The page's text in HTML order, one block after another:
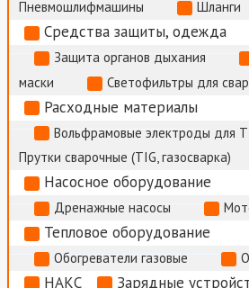
Пневмошлифмашины
Шланги
Средства защиты, одежда
Защита органов дыхания
маски
Светофильтры для
Расходные материалы
Вольфрамовые электроды для
Прутки сварочные (TIG, газосварка)
Насосное оборудование
Дренажные насосы
Тепловое оборудование
Обогреватели газовые
НАКС Зарядные